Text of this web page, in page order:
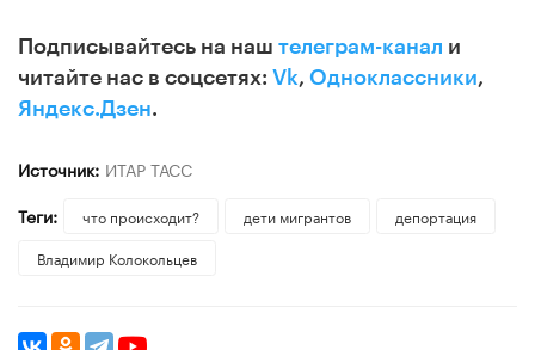
Подписывайтесь на наш телеграм-канал и
читайте нас в соцсетях: Vk, Одноклассники,
Яндекс.Дзен.
Источник: ИТАР ТАСС
Теги:
что происходит? дети мигрантов
депортация
Владимир Колокольцев